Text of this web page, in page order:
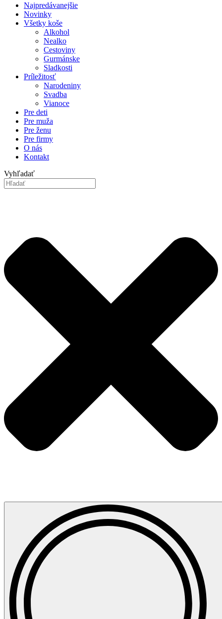
Najpredávanejšie
Novinky
Všetky koše
Alkohol
Nealko
Cestoviny
Gurmánske
Sladkosti
Príležitosť
Narodeniny
Svadba
Vianoce
Pre deti
Pre muža
Pre ženu
Pre firmy
O nás
Kontakt
Vyhľadať